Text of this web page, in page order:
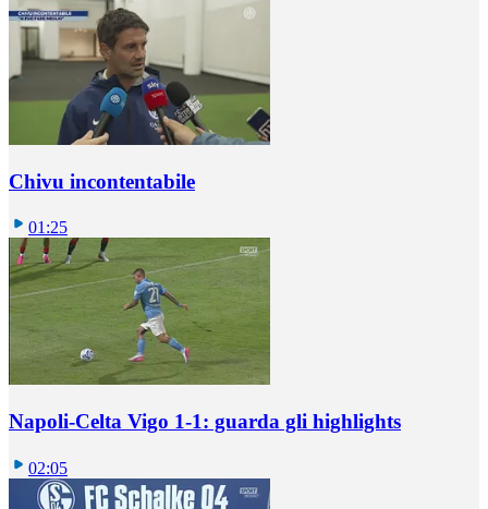
Chivu incontentabile
01:25
Napoli-Celta Vigo 1-1: guarda gli highlights
02:05